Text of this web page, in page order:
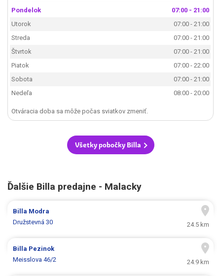
Pondelok
07:00 - 21:00
Utorok
07:00 - 21:00
Streda
07:00 - 21:00
Štvrtok
07:00 - 21:00
Piatok
07:00 - 22:00
Sobota
07:00 - 21:00
Nedeľa
08:00 - 20:00
Otváracia doba sa môže počas sviatkov zmeniť.
Všetky pobočky Billa
Ďalšie Billa predajne - Malacky
Billa Modra
Družstevná 30
24.5 km
Billa Pezinok
Meisslova 46/2
24.9 km